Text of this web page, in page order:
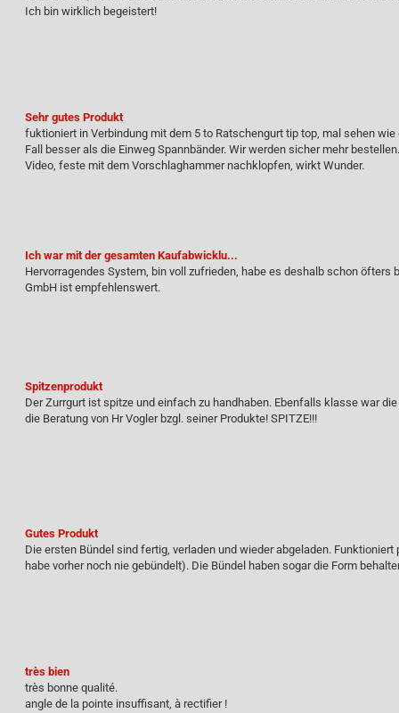
Ich bin wirklich begeistert!
Sehr gutes Produkt
fuktioniert in Verbindung mit dem 5 to Ratschengurt tip top, mal sehen
Fall besser als die Einweg Spannbänder. Wir werden sicher mehr
Video, feste mit dem Vorschlaghammer nachklopfen, wirkt Wunder.
Ich war mit der gesamten Kaufabwicklu...
Hervorragendes System, bin voll zufrieden, habe es deshalb schon
GmbH ist empfehlenswert.
Spitzenprodukt
Der Zurrgurt ist spitze und einfach zu handhaben. Ebenfalls klasse war
die Beratung von Hr Vogler bzgl. seiner Produkte! SPITZE!!!
Gutes Produkt
Die ersten Bündel sind fertig, verladen und wieder abgeladen.
habe vorher noch nie gebündelt). Die Bündel haben sogar die Form
très bien
très bonne qualité.
angle de la pointe insuffisant, à rectifier !